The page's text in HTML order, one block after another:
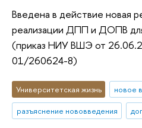
Введена в действие новая
реализации ДПП и ДОПВ
(приказ НИУ ВШЭ от
01/260624-8)
Университетская жизнь
новое
разъяснение нововведения